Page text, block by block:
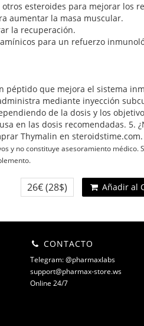
esteroides para mejorar los
aumentar la masa muscular.
la recuperación.
para un refuerzo
péptido que mejora el sistema
mediante inyección
de la dosis y los
en las dosis recomendadas. 5.
Thymalin en steroidstime.com.
y no constituye asesoramiento
26€(28$) Añadir al
CONTACTO
Telegram: @pharmaxlabs
support@pharmax-store.ws
Online 24/7